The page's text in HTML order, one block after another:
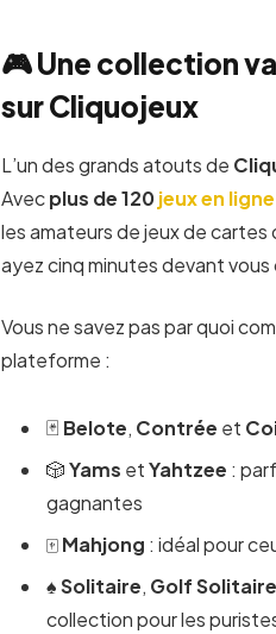
🎮 Une collection
sur Cliquojeux
L’un des grands atouts de
Avecplus de 120jeux en
les amateurs de jeux de
ayez cinq minutes devant
Vous ne savez pas par quoi
plateforme :
🃏 Belote, Contrée et
🎲Yams etYahtzee :
gagnantes
🀄Mahjong : idéal pour
♠️Solitaire, Golf Solitaire
collection pour les